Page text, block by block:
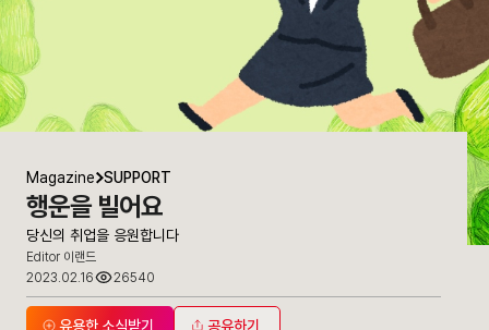
Magazine SUPPORT
행운을 빌어요
당신의 취업을 응원합니다
Editor 이랜드
2023.02.16
26540
유용한 소식받기 공유하기